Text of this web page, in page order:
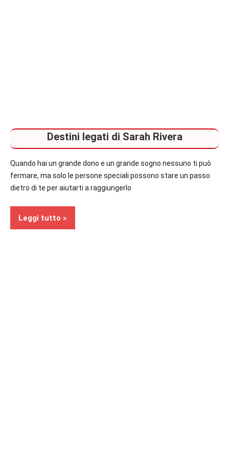
Destini legati di Sarah Rivera
Quando hai un grande dono e un grande sogno nessuno ti può
fermare, ma solo le persone speciali possono stare un passo
dietro di te per aiutarti a raggiungerlo
Leggi tutto